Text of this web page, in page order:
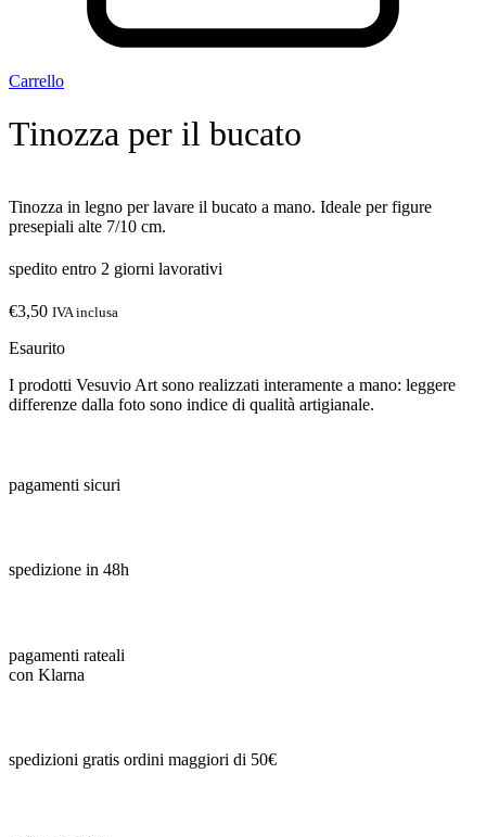
Carrello
Tinozza per il bucato
Tinozza in legno per lavare il bucato a mano. Ideale per figure
presepiali alte 7/10 cm.
spedito entro 2 giorni lavorativi
€3,50 IVA inclusa
Esaurito
I prodotti Vesuvio Art sono realizzati interamente a mano: leggere
differenze dalla foto sono indice di qualità artigianale.
pagamenti sicuri
spedizione in 48h
pagamenti rateali
con Klarna
spedizioni gratis ordini maggiori di 50€